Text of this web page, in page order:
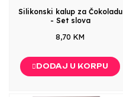
Silikonski kalup za Čokoladu
- Set slova
8,70 KM
DODAJ U KORPU